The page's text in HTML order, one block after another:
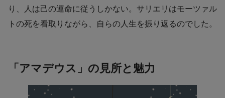
り、人は己の運命に従うしかない。サリエリはモーツァル
トの死を看取りながら、自らの人生を振り返るのでした。
「アマデウス」の見所と魅力